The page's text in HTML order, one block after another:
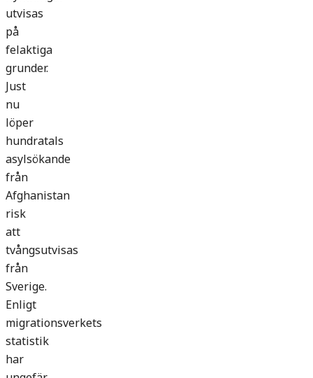
utvisas
på
felaktiga
grunder.
Just
nu
löper
hundratals
asylsökande
från
Afghanistan
risk
att
tvångsutvisas
från
Sverige.
Enligt
migrationsverkets
statistik
har